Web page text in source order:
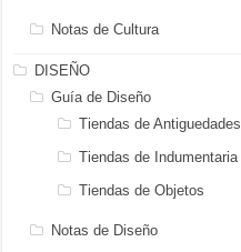
Notas de Cultura
DISEÑO
Guía de Diseño
Tiendas de Antiguedades
Tiendas de Indumentaria
Tiendas de Objetos
Notas de Diseño